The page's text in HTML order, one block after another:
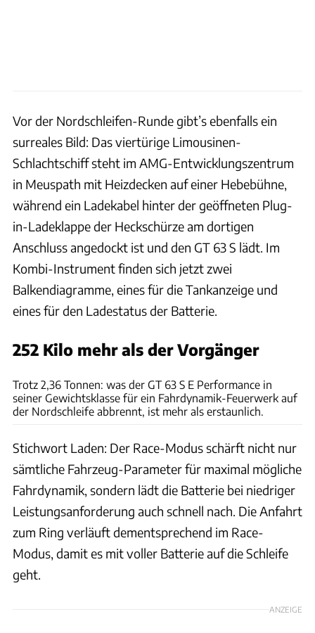
Vor der Nordschleifen-Runde gibt’s ebenfalls ein
surreales Bild: Das viertürige Limousinen-
Schlachtschiff steht im AMG-Entwicklungszentrum
in Meuspath mit Heizdecken auf einer Hebebühne,
während ein Ladekabel hinter der geöffneten Plug-
in-Ladeklappe der Heckschürze am dortigen
Anschluss angedockt ist und den GT 63 S lädt. Im
Kombi-Instrument finden sich jetzt zwei
Balkendiagramme, eines für die Tankanzeige und
eines für den Ladestatus der Batterie.
252 Kilo mehr als der VorgängerHans-Dieter Seufert
Trotz 2,36 Tonnen: was der GT 63 S E Performance in
seiner Gewichtsklasse für ein Fahrdynamik-Feuerwerk auf
der Nordschleife abbrennt, ist mehr als erstaunlich.
Stichwort Laden: Der Race-Modus schärft nicht nur
sämtliche Fahrzeug-Parameter für maximal mögliche
Fahrdynamik, sondern lädt die Batterie bei niedriger
Leistungsanforderung auch schnell nach. Die Anfahrt
zum Ring verläuft dementsprechend im Race-
Modus, damit es mit voller Batterie auf die Schleife
geht.
ANZEIGE